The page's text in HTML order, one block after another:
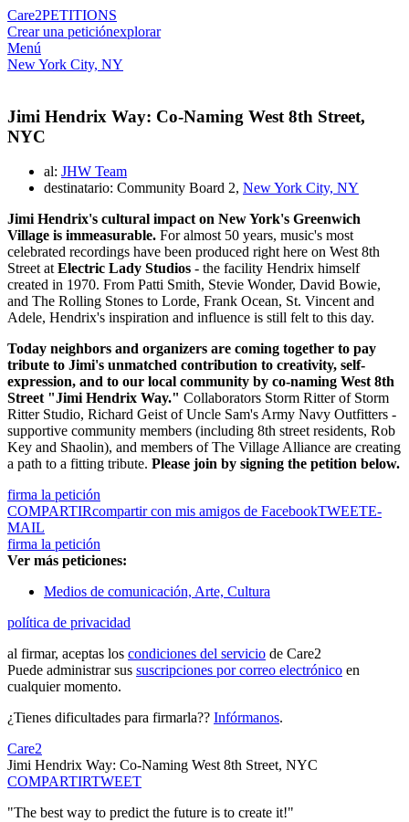
Care2PETITIONS
Crear una peticiónexplorar
Menú
New York City, NY
Jimi Hendrix Way: Co-Naming West 8th Street,
NYC
al: JHW Team
destinatario: Community Board 2, New York City, NY
Jimi Hendrix's cultural impact on New York's Greenwich
Village is immeasurable. For almost 50 years, music's most
celebrated recordings have been produced right here on West 8th
Street atElectric Lady Studios - the facility Hendrix himself
created in 1970. From Patti Smith, Stevie Wonder, David Bowie,
and The Rolling Stones to Lorde, Frank Ocean, St. Vincent and
Adele, Hendrix's inspiration and influence is still felt to this day.
Today neighbors and organizers are coming together to pay
tribute to Jimi's unmatched contribution to creativity, self-
expression, and to our local community by co-naming West 8th
Street "Jimi Hendrix Way." Collaborators Storm Ritter of Storm
Ritter Studio, Richard Geist of Uncle Sam's Army Navy Outfitters -
supportive community members (including 8th street residents, Rob
Key and Shaolin), and members of The Village Alliance are creating
a path to a fitting tribute. Please join by signing the petition below.
firma la petición
COMPARTIRcompartir con mis amigos de FacebookTWEETE-
MAIL
firma la petición
Ver más peticiones:
Medios de comunicación, Arte, Cultura
política de privacidad
al firmar, aceptas los condiciones del servicio de Care2
Puede administrar sus suscripciones por correo electrónico en
cualquier momento.
¿Tienes dificultades para firmarla?? Infórmanos.
Care2
Jimi Hendrix Way: Co-Naming West 8th Street, NYC
COMPARTIRTWEET
"The best way to predict the future is to create it!"